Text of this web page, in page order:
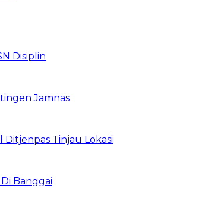
Disiplin
Jamnas
Ditjenpas Tinjau Lokasi
Banggai